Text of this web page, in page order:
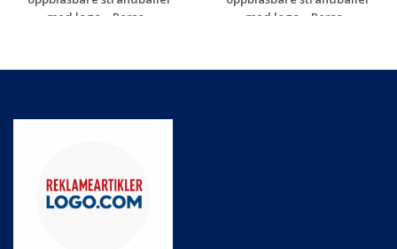
med logo – Perso...
tilbud
med logo – Perso...
tilbud